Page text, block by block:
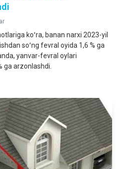
koʻra, banan narxi 2023-yil
soʻng fevral oyida 1,6 % ga
yanvar-fevral oylari
ga arzonlashdi.